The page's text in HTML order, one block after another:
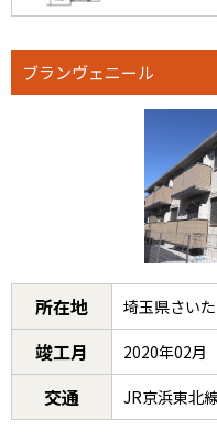
ブランヴェニール
所在地 埼玉県さい
竣工月 2020年02月
交通 JR京浜東北